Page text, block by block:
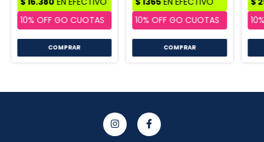
COMPRAR COMPRAR